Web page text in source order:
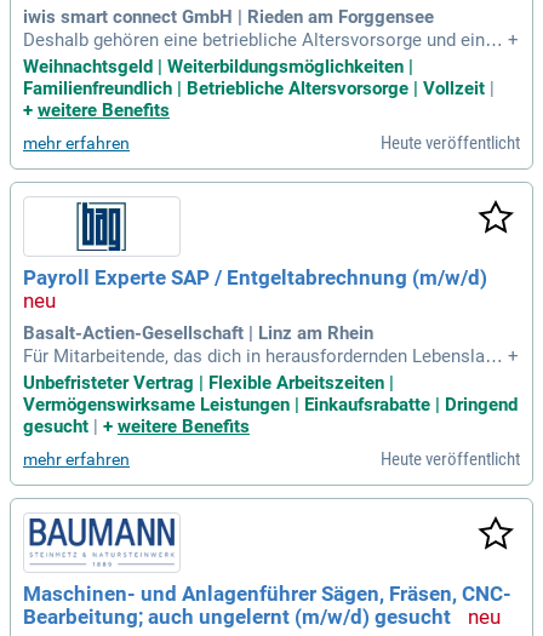
iwis smart connect GmbH | Rieden am Forggensee
Deshalb gehören eine betriebliche Altersvorsorge und eine;
Stiftung für Mitarbeiter in Not unbedingt dazu. Vor allem mö
chten wir, dass Du Dich bei uns wohlfühlst: Deshalb legen w
ir besonderen Wert auf ein; angenehmes Arbeitsumfeld.
+
Weihnachtsgeld | Weiterbildungsmöglichkeiten |
Familienfreundlich | Betriebliche Altersvorsorge | Vollzeit
+ weitere Benefits
mehr erfahren Heute veröffentlicht
Payroll Experte SAP / Entgeltabrechnung (m/w/d)
Basalt-Actien-Gesellschaft | Linz am Rhein
Für Mitarbeitende, das dich in herausfordernden Lebenslage
n unterstützt; Exklusive Mitarbeitenden Rabatte, die deinen
Geldbeutel schonen.
+
Unbefristeter Vertrag | Flexible Arbeitszeiten |
Vermögenswirksame Leistungen | Einkaufsrabatte | Dringend
gesucht | + weitere Benefits
mehr erfahren Heute veröffentlicht
Maschinen- und Anlagenführer Sägen, Fräsen, CNC-
Bearbeitung; auch ungelernt (m/w/d) gesucht